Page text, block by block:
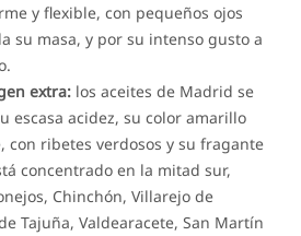
y flexible, con pequeños ojos
su masa, y por su intenso gusto a
extra: los aceites de Madrid se
escasa acidez, su color amarillo
con ribetes verdosos y su fragante
concentrado en la mitad sur,
Chinchón, Villarejo de
Tajuña, Valdearacete, San Martín